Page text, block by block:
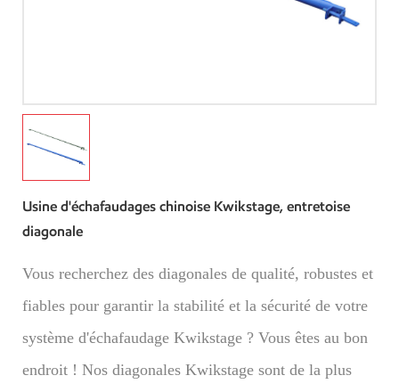
Usine d'échafaudages chinoise Kwikstage, entretoise
diagonale
Vous recherchez des diagonales de qualité, robustes et
fiables pour garantir la stabilité et la sécurité de votre
système d'échafaudage Kwikstage ? Vous êtes au bon
endroit ! Nos diagonales Kwikstage sont de la plus